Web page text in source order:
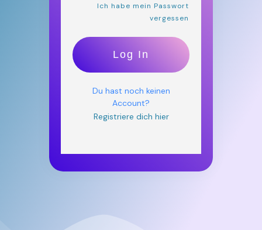
Ich habe mein Passwort
vergessen
Log In
Du hast noch keinen
Account?
Registriere dich hier